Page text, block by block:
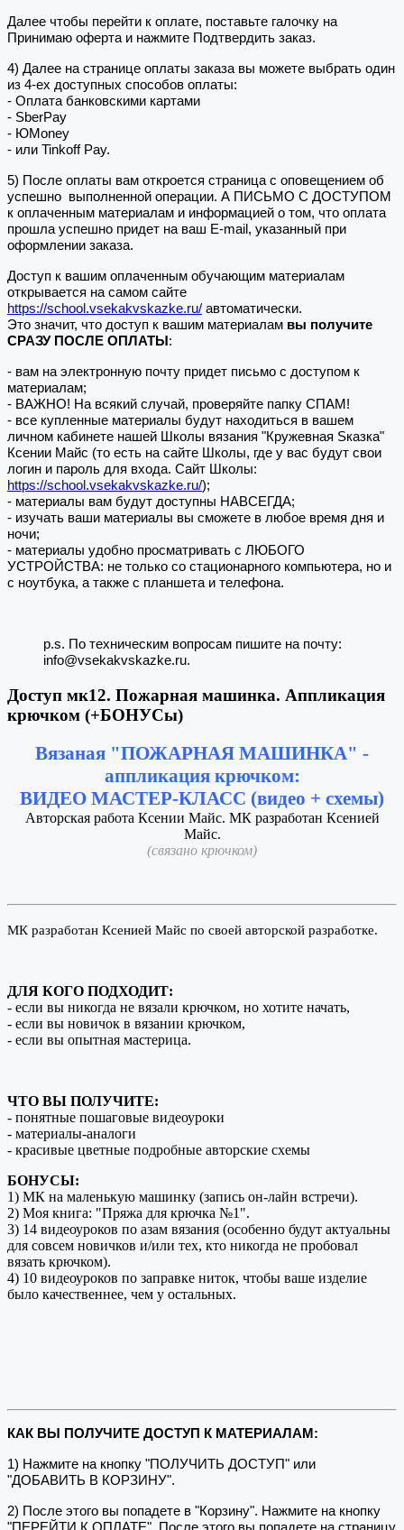
Далее чтобы перейти к оплате, поставьте галочку на
Принимаю оферта и нажмите Подтвердить заказ.
4) Далее на странице оплаты заказа вы можете выбрать один
из 4-ех доступных способов оплаты:
- Оплата банковскими картами
- SberPay
- ЮMoney
- или Tinkoff Pay.
5) После оплаты вам откроется страница с оповещением об
успешно выполненной операции. А ПИСЬМО С ДОСТУПОМ
к оплаченным материалам и информацией о том, что оплата
прошла успешно придет на ваш E-mail, указанный при
оформлении заказа.
Доступ к вашим оплаченным обучающим материалам
открывается на самом сайте
https://school.vsekakvskazke.ru/ автоматически.
Это значит, что доступ к вашим материалам вы получите
СРАЗУ ПОСЛЕ ОПЛАТЫ :
- вам на электронную почту придет письмо с доступом к
материалам;
- ВАЖНО! На всякий случай, проверяйте папку СПАМ!
- все купленные материалы будут находиться в вашем
личном кабинете нашей Школы вязания "Кружевная Sказка"
Ксении Майс (то есть на сайте Школы, где у вас будут свои
логин и пароль для входа. Сайт Школы:
https://school.vsekakvskazke.ru/);
- материалы вам будут доступны НАВСЕГДА;
- изучать ваши материалы вы сможете в любое время дня и
ночи;
- материалы удобно просматривать с ЛЮБОГО
УСТРОЙСТВА: не только со стационарного компьютера, но и
с ноутбука, а также с планшета и телефона.
p.s. По техническим вопросам пишите на почту:
info@vsekakvskazke.ru.
Доступ мк12. Пожарная машинка. Аппликация
крючком (+БОНУСы)
Вязаная "ПОЖАРНАЯ МАШИНКА" -
аппликация крючком:
ВИДЕО МАСТЕР-КЛАСС (видео + схемы)
Авторская работа Ксении Майс. МК разработан Ксенией
Майс.
(связано крючком)
МК разработан Ксенией Майс по своей авторской разработке.
ДЛЯ КОГО ПОДХОДИТ:
- если вы никогда не вязали крючком, но хотите начать,
- если вы новичок в вязании крючком,
- если вы опытная мастерица.
ЧТО ВЫ ПОЛУЧИТЕ:
- понятные пошаговые видеоуроки
- материалы-аналоги
- красивые цветные подробные авторские схемы
БОНУСЫ:
1) МК на маленькую машинку (запись он-лайн встречи).
2) Моя книга: "Пряжа для крючка №1".
3) 14 видеоуроков по азам вязания (особенно будут актуальны
для совсем новичков и/или тех, кто никогда не пробовал
вязать крючком).
4) 10 видеоуроков по заправке ниток, чтобы ваше изделие
было качественнее, чем у остальных.
КАК ВЫ ПОЛУЧИТЕ ДОСТУП К МАТЕРИАЛАМ:
1) Нажмите на кнопку "ПОЛУЧИТЬ ДОСТУП" или
"ДОБАВИТЬ В КОРЗИНУ".
2) После этого вы попадете в "Корзину". Нажмите на кнопку